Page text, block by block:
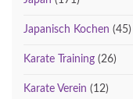
Japanisch Kochen (45)
Karate Training (26)
Karate Verein (12)